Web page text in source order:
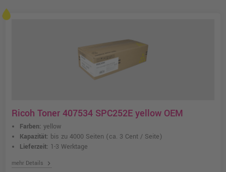
Ricoh Toner 407534 SPC252E yellow OEM
Farben: yellow
Kapazität: bis zu 4000 Seiten (ca. 3 Cent / Seite)
Lieferzeit: 1-3 Werktage
mehr Details chevron_right